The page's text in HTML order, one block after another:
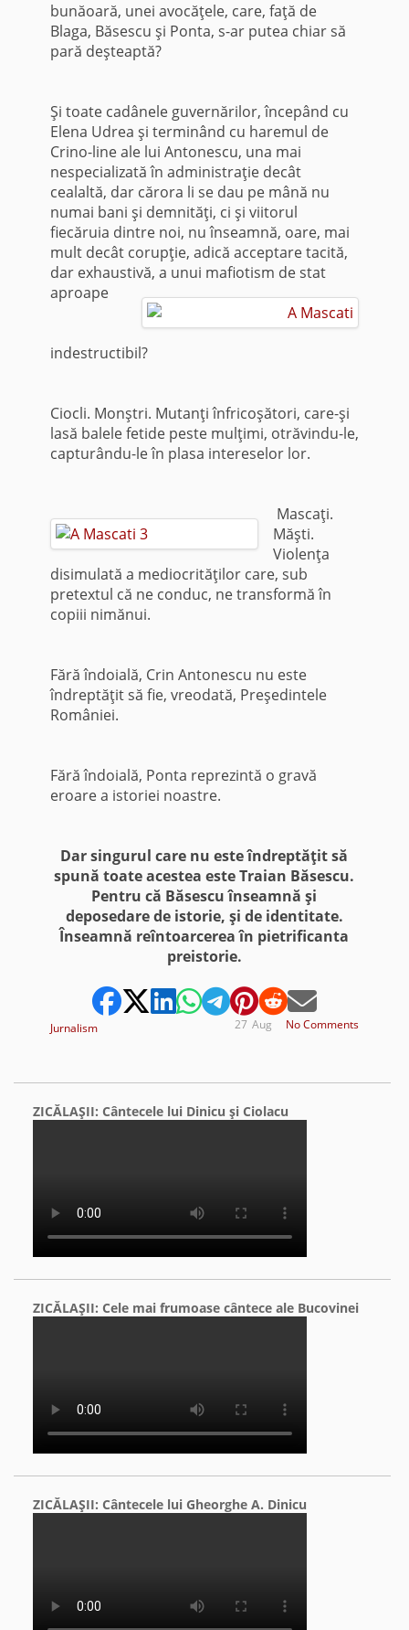
bunăoară, unei avocăţele, care, faţă de
Blaga, Băsescu şi Ponta, s-ar putea chiar să
pară deşteaptă?
Şi toate cadânele guvernărilor, începând cu
Elena Udrea şi terminând cu haremul de
Crino-line ale lui Antonescu, una mai
nespecializată în administraţie decât
cealaltă, dar cărora li se dau pe mână nu
numai bani şi demnităţi, ci şi viitorul
fiecăruia dintre noi, nu înseamnă, oare, mai
mult decât corupţie, adică acceptare tacită,
dar exhaustivă, a unui mafiotism de stat
aproape
indestructibil?
Ciocli. Monştri. Mutanţi înfricoşători, care-şi
lasă balele fetide peste mulţimi, otrăvindu-le,
capturându-le în plasa intereselor lor.
Mascaţi.
Măşti.
Violenţa
disimulată a mediocrităţilor care, sub
pretextul că ne conduc, ne transformă în
copiii nimănui.
Fără îndoială, Crin Antonescu nu este
îndreptăţit să fie, vreodată, Preşedintele
României.
Fără îndoială, Ponta reprezintă o gravă
eroare a istoriei noastre.
Dar singurul care nu este îndreptăţit să
spună toate acestea este Traian Băsescu.
Pentru că Băsescu înseamnă şi
deposedare de istorie, şi de identitate.
Înseamnă reîntoarcerea în pietrificanta
preistorie.
Jurnalism No Comments
Aug
27
ZICĂLAŞII: Cântecele lui Dinicu şi Ciolacu
ZICĂLAŞII: Cele mai frumoase cântece ale Bucovinei
ZICĂLAŞII: Cântecele lui Gheorghe A. Dinicu